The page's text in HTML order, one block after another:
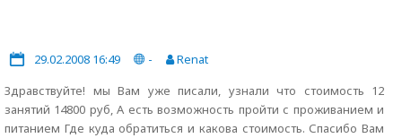
29.02.2008 16:49 -
Renat
Здравствуйте! мы Вам уже писали, узнали что стоимость 12
занятий 14800 руб, А есть возможность пройти с проживанием и
питанием Где куда обратиться и какова стоимость. Спасибо Вам